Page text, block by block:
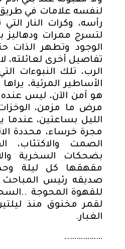
لنفسه علامات في
رأسه، وكرات النار
لتسرج ممرات ودهاليز
الوجود وتطهر الذات
تفاصيل أخرى لعائلته،
الرب، تلك النبوءات
الأساطير المرئية،
هو آمن الآن، ليس
مرض ما مزمن،
الليل بساعتين،
مجرة خرساء، محددة
الصمت والاكتئاب،
بضحكات السخرية
مقهقها كل ليلة
صديقه رئيس المباحث
للقهوة المحوجة
لقمر مخنوق منذ
الغبار.
……………..